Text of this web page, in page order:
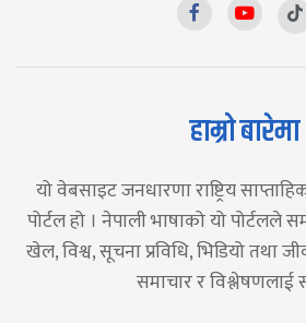
हाम्रो बारेमा
यो वेबसाइट जनधारणा राष्ट्रिय
पोर्टल हो । नेपाली भाषाको यो पोर्टलले
खेल, विश्व, सूचना प्रविधि, भिडियो तथा
समाचार र विश्लेषणलाई